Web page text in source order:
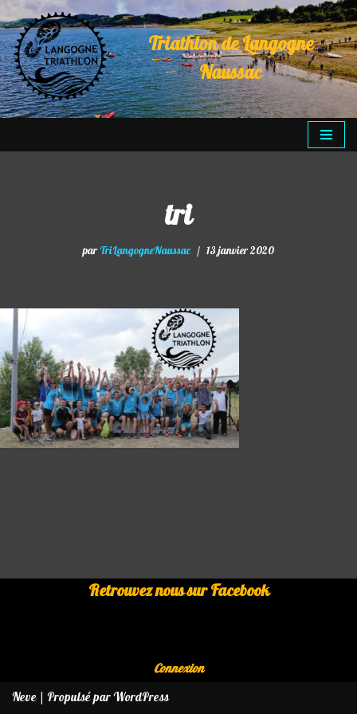
Aller
au
contenu
Triathlon de Langogne
Naussac
tri
par TriLangogneNaussac 13 janvier 2020
Retrouvez nous sur Facebook
Connexion
Neve | Propulsé parWordPress